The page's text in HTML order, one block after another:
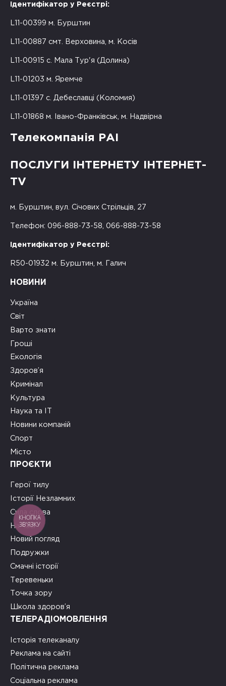
Ідентифікатор у Реєстрі:
L11-00399 м. Бурштин
L11-00887 смт. Верховина, м. Косів
L11-00915 с. Мала Тур'я (Долина)
L11-01203 м. Яремче
L11-01397 с. Дебеславці (Коломия)
L11-01868 м. Івано-Франківськ, м. Надвірна
Телекомпанія РАІ
ПОСЛУГИ ІНТЕРНЕТУ ІНТЕРНЕТ-
TV
м. Бурштин, вул. Січових Стрільців, 27
Телефон: 096-888-73-58, 066-888-73-58
Ідентифікатор у Реєстрі:
R50-01932 м. Бурштин, м. Галич
НОВИНИ
Україна
Світ
Варто знати
Гроші
Екологія
Здоров’я
Кримінал
Культура
Наука та ІТ
Новини компаній
Спорт
Місто
ПРОЄКТИ
Герої тилу
Історії Незламних
Сила слова
На часі
Новий погляд
Подружки
Смачні історії
Теревеньки
Точка зору
Школа здоров’я
ТЕЛЕРАДІОМОВЛЕННЯ
Історія телеканалу
Реклама на сайті
Політична реклама
Соціальна реклама
КНОПКА
ЗВ'ЯЗКУ